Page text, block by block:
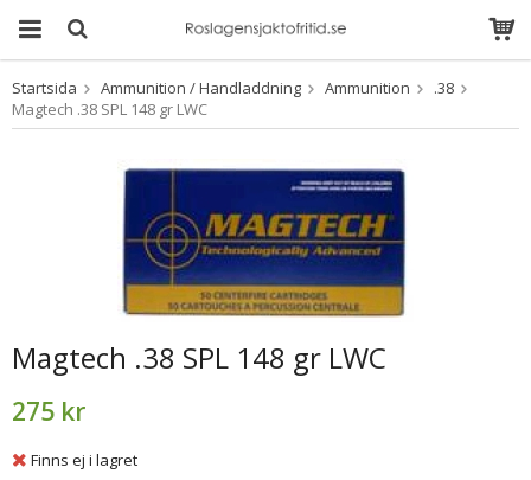
Produkten har blivit
tillagd i varukorgen
Startsida Ammunition / Handladdning Ammunition
.38
Magtech .38 SPL 148 gr LWC
Magtech .38 SPL 148 gr LWC
275 kr
Finns ej i lagret